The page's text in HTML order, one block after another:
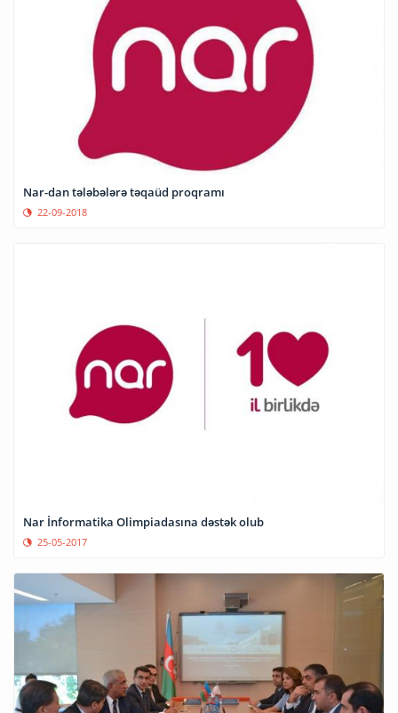
Nar-dan tələbələrə təqaüd proqramı
22-09-2018
Nar İnformatika Olimpiadasına dəstək olub
25-05-2017